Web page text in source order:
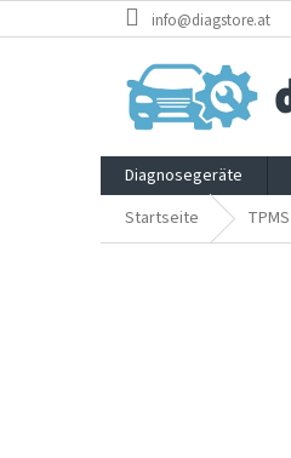
Inhalt
info@diagstore.at
Diagnosegeräte
Startseite
TPMS